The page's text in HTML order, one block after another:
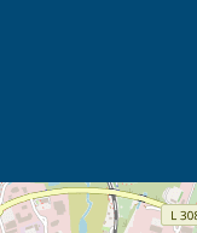
(Karte)